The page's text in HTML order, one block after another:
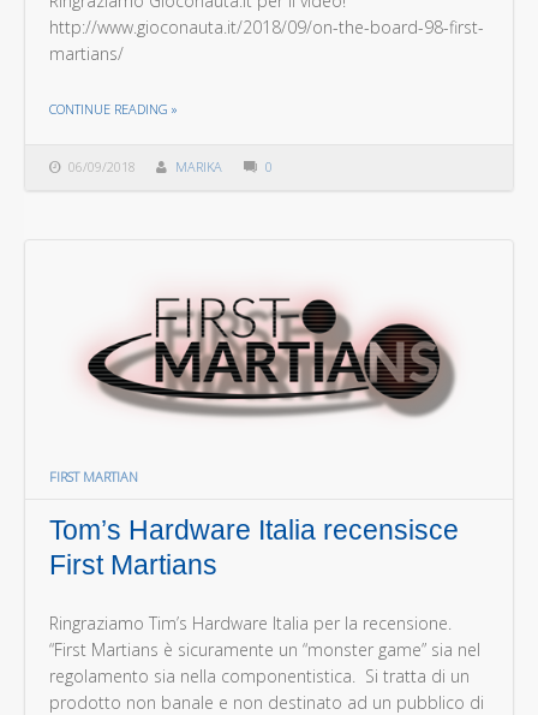
06/09/2018 MARIKA 0
http://www.gioconauta.it/2018/09/on-the-board-98-first-
martians/
CONTINUE READING »
FIRST MARTIAN
Tom’s Hardware Italia recensisce
First Martians
Ringraziamo Tim’s Hardware Italia per la recensione.
“First Martians è sicuramente un “monster game” sia nel
regolamento sia nella componentistica. Si tratta di un
prodotto non banale e non destinato ad un pubblico di